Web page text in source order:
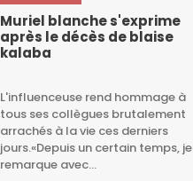
Muriel blanche s'exprime
après le décès de blaise
kalaba
L'influenceuse rend hommage à
tous ses collègues brutalement
arrachés à la vie ces derniers
jours.«Depuis un certain temps, je
remarque avec...